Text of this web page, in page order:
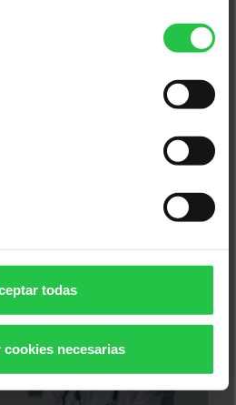
todas
cookies necesarias